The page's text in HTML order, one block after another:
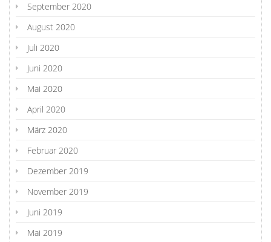
September 2020
August 2020
Juli 2020
Juni 2020
Mai 2020
April 2020
März 2020
Februar 2020
Dezember 2019
November 2019
Juni 2019
Mai 2019